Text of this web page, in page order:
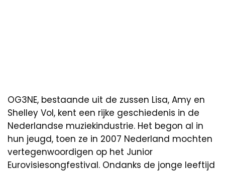
OG3NE, bestaande uit de zussen Lisa, Amy en
Shelley Vol, kent een rijke geschiedenis in de
Nederlandse muziekindustrie. Het begon al in
hun jeugd, toen ze in 2007 Nederland mochten
vertegenwoordigen op het Junior
Eurovisiesongfestival. Ondanks de jonge leeftijd